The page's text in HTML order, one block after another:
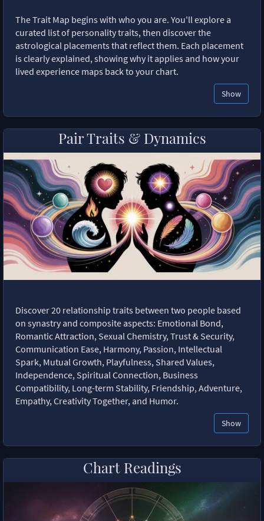
The Trait Map begins with who you are. You'll explore a
curated list of personality traits, then discover the
astrological placements that reflect them. Each placement
is clearly explained, showing why it applies and how your
lived experience maps back to your chart.
Show
Pair Traits & Dynamics
Discover 20 relationship traits between two people based
on synastry and composite aspects: Emotional Bond,
Romantic Attraction, Sexual Chemistry, Trust & Security,
Communication Ease, Harmony, Passion, Intellectual
Spark, Mutual Growth, Playfulness, Shared Values,
Independence, Spiritual Connection, Business
Compatibility, Long-term Stability, Friendship, Adventure,
Empathy, Creativity Together, and Humor.
Show
Chart Readings